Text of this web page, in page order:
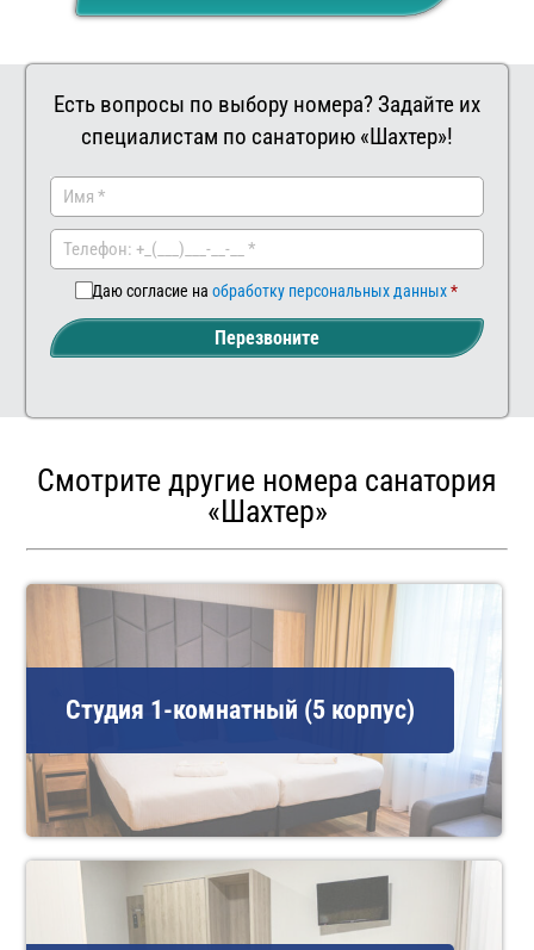
Есть вопросы по выбору номера? Задайте их
специалистам по санаторию «Шахтер»!
Даю согласие на обработку персональных данных
Перезвоните
Смотрите другие номера санатория
«Шахтер»
Студия 1-комнатный (5 корпус)